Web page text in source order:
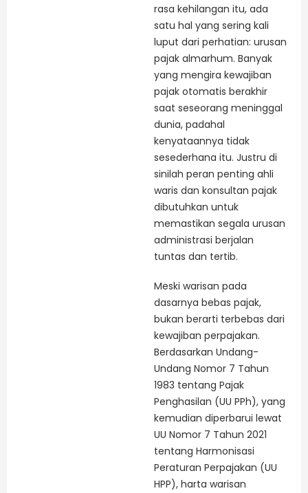
rasa kehilangan itu, ada
satu hal yang sering kali
luput dari perhatian: urusan
pajak almarhum. Banyak
yang mengira kewajiban
pajak otomatis berakhir
saat seseorang meninggal
dunia, padahal
kenyataannya tidak
sesederhana itu. Justru di
sinilah peran penting ahli
waris dan konsultan pajak
dibutuhkan untuk
memastikan segala urusan
administrasi berjalan
tuntas dan tertib.
Meski warisan pada
dasarnya bebas pajak,
bukan berarti terbebas dari
kewajiban perpajakan.
Berdasarkan Undang-
Undang Nomor 7 Tahun
1983 tentang Pajak
Penghasilan (UU PPh), yang
kemudian diperbarui lewat
UU Nomor 7 Tahun 2021
tentang Harmonisasi
Peraturan Perpajakan (UU
HPP), harta warisan